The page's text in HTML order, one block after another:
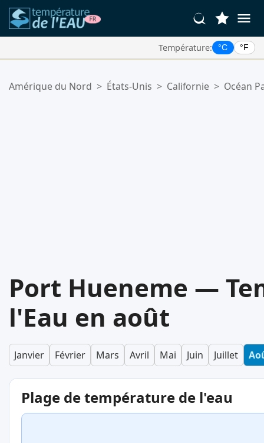
Température: °C °F
Votre liste de favoris est vide.
Amérique du Nord > États-Unis > Californie > Océan
Port Hueneme —
l'Eau en août
Janvier Février Mars Avril Mai Juin Juillet
Plage de température de l'eau